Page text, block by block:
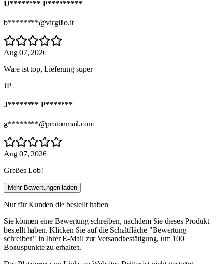
U******** P*********
b********@virgilio.it
Aug 07, 2026
Ware ist top, Lieferung super
JP
J******** P*******
g********@protonmail.com
Aug 07, 2026
Großes Lob!
Mehr Bewertungen laden
Nur für Kunden die bestellt haben
Sie können eine Bewertung schreiben, nachdem Sie dieses Produkt
bestellt haben. Klicken Sie auf die Schaltfläche "Bewertung
schreiben" in Ihrer E-Mail zur Versandbestätigung, um 100
Bonuspunkte zu erhalten.